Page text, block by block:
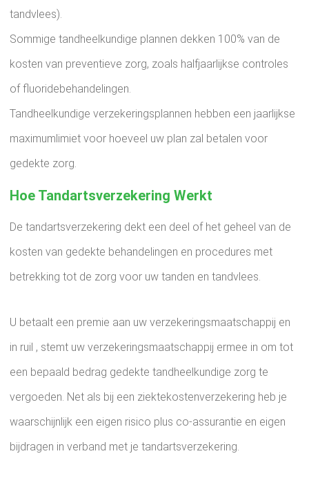
tandvlees).
Sommige tandheelkundige plannen dekken 100% van de
kosten van preventieve zorg, zoals halfjaarlijkse controles
of fluoridebehandelingen.
Tandheelkundige verzekeringsplannen hebben een jaarlijkse
maximumlimiet voor hoeveel uw plan zal betalen voor
gedekte zorg.
Hoe Tandartsverzekering Werkt
De tandartsverzekering dekt een deel of het geheel van de
kosten van gedekte behandelingen en procedures met
betrekking tot de zorg voor uw tanden en tandvlees.
U betaalt een premie aan uw verzekeringsmaatschappij en
in ruil , stemt uw verzekeringsmaatschappij ermee in om tot
een bepaald bedrag gedekte tandheelkundige zorg te
vergoeden. Net als bij een ziektekostenverzekering heb je
waarschijnlijk een eigen risico plus co-assurantie en eigen
bijdragen in verband met je tandartsverzekering.